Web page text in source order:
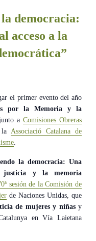
democracia:
acceso a la
el primer evento del año
por la Memoria y la
a Comisiones Obreras
Associació Catalana de
.
la democracia: Una
justicia y la memoria
sesión de la Comisión de
de Naciones Unidas, que
de mujeres y niñasy
en Vía Laietana